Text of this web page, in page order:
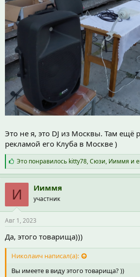
Это не я, это DJ из Москвы. Там ещё
рекламой его Клуба в Москве )
С
и
м
п
а
т
и
Это понравилось kitty78,Сюзи, Ииммя и
И Ииммя
участник
Авг 1, 2023
Да, этого товарища)))
Николаич написал(а):
Вы имеете в виду этого товарища? ))